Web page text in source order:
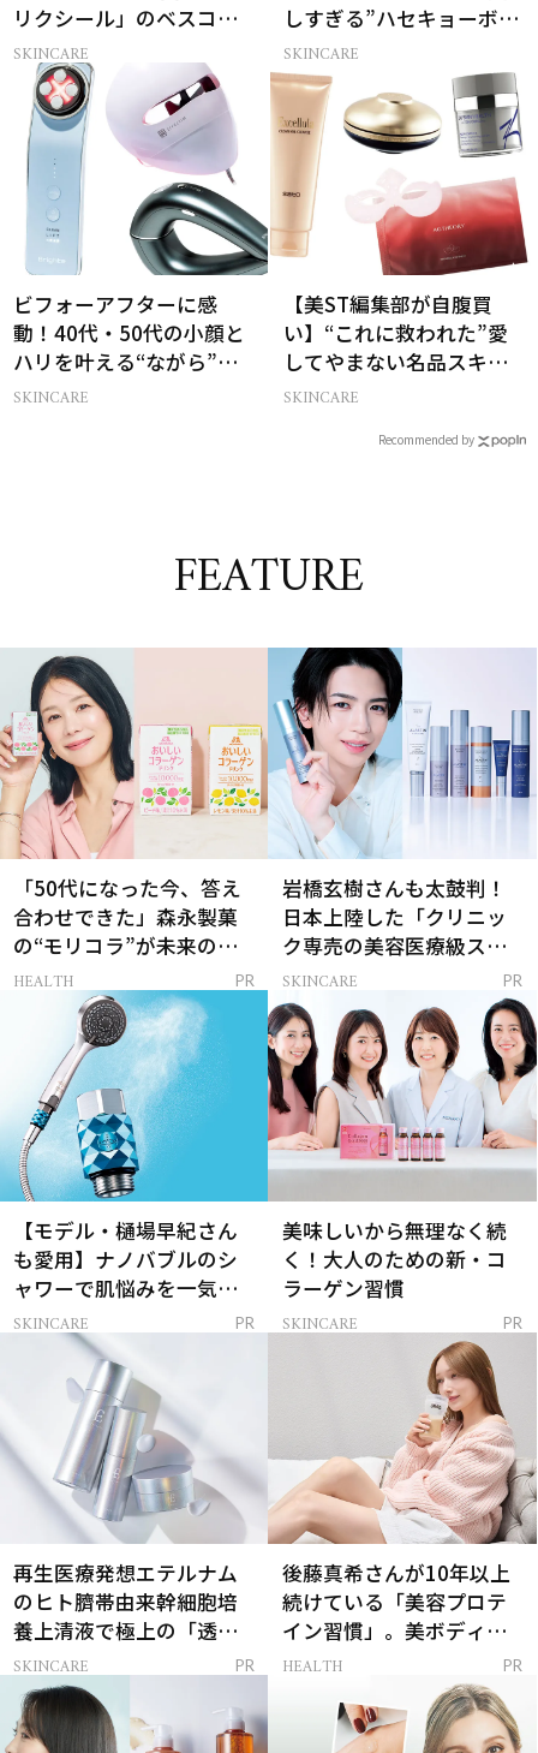
リクシール」のベスコス
受賞名品3選
SKINCARE
しすぎる”ハセキョーボデ
ィ”を作る秘訣
SKINCARE
ビフォーアフターに感
動！40代・50代の小顔と
ハリを叶える“ながら”美
顔器3選
SKINCARE
【美ST編集部が自腹買
い】“これに救われた”愛
してやまない名品スキン
ケア6選
SKINCARE
Recommended by
FEATURE
「50代になった今、答え
合わせできた」森永製菓
の“モリコラ”が未来のキ
レイを連れてくる！
HEALTH PR
岩橋玄樹さんも太鼓判！
日本上陸した「クリニッ
ク専売の美容医療級スキ
ンケア」
SKINCARE PR
【モデル・樋場早紀さん
も愛用】ナノバブルのシ
ャワーで肌悩みを一気に
解決
SKINCARE PR
美味しいから無理なく続
く！大人のための新・コ
ラーゲン習慣
SKINCARE PR
再生医療発想エテルナム
のヒト臍帯由来幹細胞培
養上清液で極上の「透明
感ハリ肌」へ
SKINCARE PR
後藤真希さんが10年以上
続けている「美容プロテ
イン習慣」。美ボディを
支える朝ルーティンと
HEALTH PR